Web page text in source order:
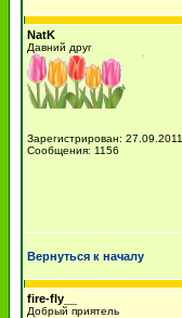
NatK
Давний друг
Зарегистрирован: 27.09.2011
Сообщения: 1156
Вернуться к началу
fire-fly__
Добрый приятель